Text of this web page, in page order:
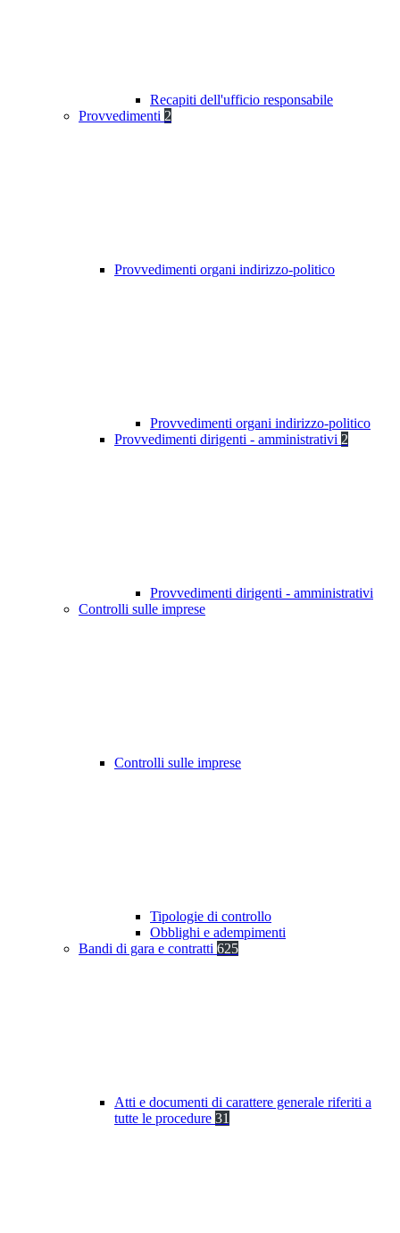
Recapiti dell'ufficio responsabile
Provvedimenti 2
Provvedimenti organi indirizzo-politico
Provvedimenti organi indirizzo-politico
Provvedimenti dirigenti - amministrativi 2
Provvedimenti dirigenti - amministrativi
Controlli sulle imprese
Controlli sulle imprese
Tipologie di controllo
Obblighi e adempimenti
Bandi di gara e contratti 625
Atti e documenti di carattere generale riferiti a
tutte le procedure 31